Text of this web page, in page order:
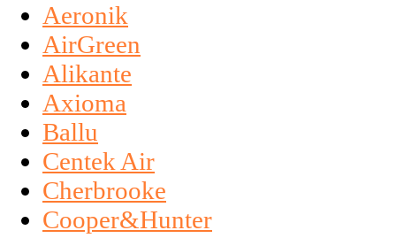
Aeronik
AirGreen
Alikante
Axioma
Ballu
Centek Air
Cherbrooke
Cooper&Hunter